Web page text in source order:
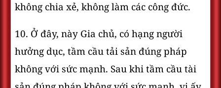
không chia xẻ, không làm các công đức.
10. Ở đây, này Gia chủ, có hạng người
hưởng dục, tầm cầu tải sản đúng pháp
không với sức mạnh. Sau khi tầm cầu tài